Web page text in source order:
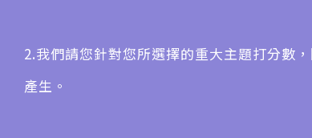
2.我們請您針對您所選擇的重大主題打分數
產生。